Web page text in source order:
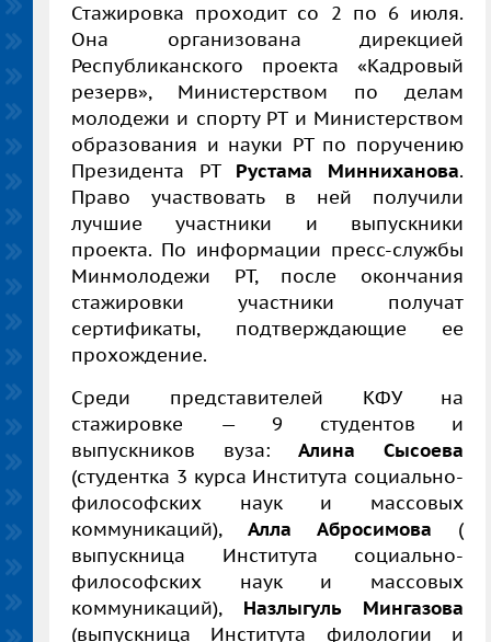
Стажировка проходит со 2 по 6 июля.
Она организована дирекцией
Республиканского проекта «Кадровый
резерв», Министерством по делам
молодежи и спорту РТ и Министерством
образования и науки РТ по поручению
Президента РТ Рустама Минниханова.
Право участвовать в ней получили
лучшие участники и выпускники
проекта. По информации пресс-службы
Минмолодежи РТ, после окончания
стажировки участники получат
сертификаты, подтверждающие ее
прохождение.
Среди представителей КФУ на
стажировке — 9 студентов и
выпускников вуза: Алина Сысоева
(студентка 3 курса Института социально-
философских наук и массовых
коммуникаций), Алла Абросимова (
выпускница Института социально-
философских наук и массовых
коммуникаций), Назлыгуль Мингазова
(выпускница Института филологии и